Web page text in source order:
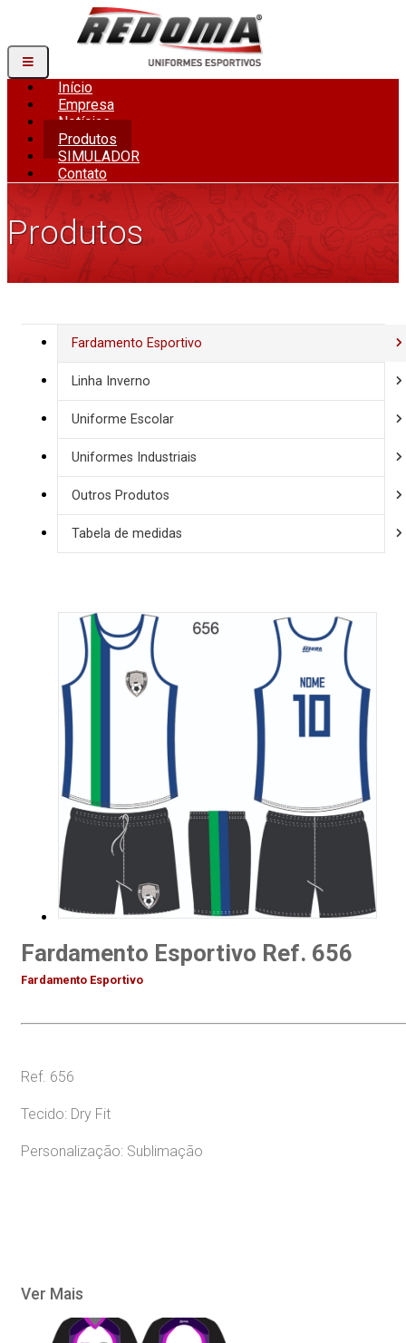
Início
Empresa
Notícias
Produtos
SIMULADOR
Contato
Produtos
Fardamento Esportivo
Linha Inverno
Uniforme Escolar
Uniformes Industriais
Outros Produtos
Tabela de medidas
Fardamento Esportivo Ref. 656
Fardamento Esportivo
Ref. 656
Tecido: Dry Fit
Personalização: Sublimação
Ver Mais